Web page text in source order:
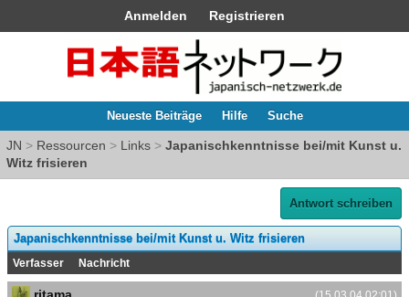
Anmelden Registrieren
Neueste Beiträge Hilfe Suche
JN > Ressourcen > Links > Japanischkenntnisse bei/mit Kunst u.
Witz frisieren
Antwort schreiben
Japanischkenntnisse bei/mit Kunst u. Witz frisieren
Verfasser Nachricht